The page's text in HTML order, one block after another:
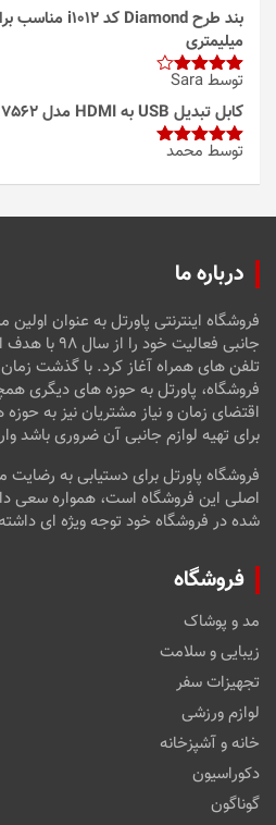
میلیمتری
امتیاز4
از 5
توسط Sara
کابل تبدیل USB به HDMI مدل 3in1 HDTV 7562
امتیاز5از
توسط محمد
درباره ما
فروشگاه اینترنتی پاورتل به عنوان
جانبی فعالیت
تلفن های همراه آغاز کرد. با گذشت
فروشگاه، پاورتل به حوزه های دیگری
اقتضای زمان و نیاز مشتریان نیز به
برای تهیه لوازم جانبی آن ضروری باشد
فروشگاه پاورتل برای دستیابی به
اصلی این فروشگاه است، همواره سعی
شده در فروشگاه خود توجه ویژه ای
فروشگاه
مد و پوشاک
زیبایی و سلامت
تجهیزات سفر
لوازم ورزشی
خانه و آشپزخانه
دکوراسیون
گوناگون